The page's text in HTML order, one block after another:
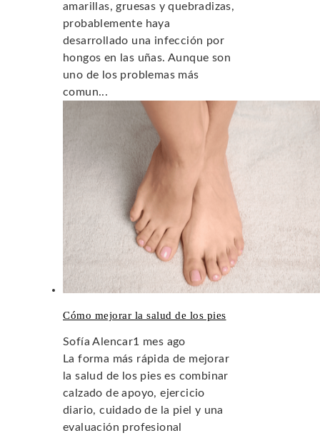
amarillas, gruesas y quebradizas,
probablemente haya
desarrollado una infección por
hongos en las uñas. Aunque son
uno de los problemas más
comun...
Cómo mejorar la salud de los pies
Sofía Alencar1 mes ago
La forma más rápida de mejorar
la salud de los pies es combinar
calzado de apoyo, ejercicio
diario, cuidado de la piel y una
evaluación profesional